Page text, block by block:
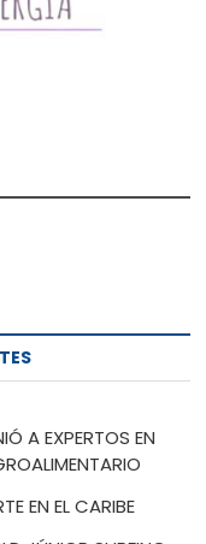
A EXPERTOS EN
EN EL CARIBE